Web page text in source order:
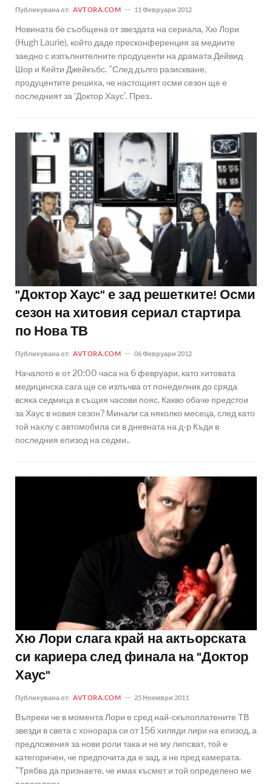
Публикувана от: AVTORA.COM 11 Февруари 2012
Новината бе съобщена от звездата на сериала, Хю Лори
(Hugh Laurie), който даде пресконференция за медиите
заедно с изпълнителните продуценти на драмата Дейвид
Шор и Кейти Джейкъбс. "След дълго разискване,
продуцентите решиха, че настощият осми сезон ще е
последният за ‘Доктор Хаус’. През..
"Доктор Хаус" е зад решетките! Осми
сезон на хитовия сериал стартира
по Нова ТВ
Публикувана от: AVTORA.COM 06 Февруари 2012
Началото е от 20:00 часа на 6 февруари, като хитовата
медицинска сага ще се излъчва от понеделник до сряда
всяка седмица в същия часови пояс. Какво обаче предстои
за Хаус в новия сезон? Минали са няколко месеца, след като
той нахлу с автомобила си в дневната на д-р Къди в
последния епизод на седми..
Хю Лори слага край на актьорската
си кариера след финала на "Доктор
Хаус"
Публикувана от: AVTORA.COM 25 Ноември 2011
Въпреки че в момента Лори е сред най-скъпоплатените ТВ
звезди в света с хонорара си от 156 хиляди лири на епизод, а
предложения за нови роли така и не му липсват, той е
категоричен, че предпочита да е зад, а не пред камерата.
"Трябва да признаете, че имах късмет и той определено ме